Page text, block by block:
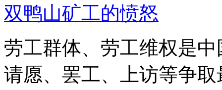
双鸭山矿工的愤怒
劳工群体、劳工维权是
请愿、罢工、上访等争